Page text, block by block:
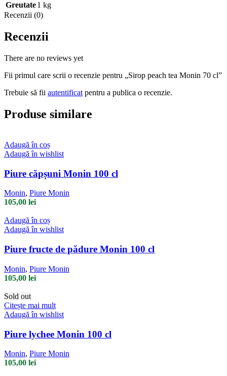
Greutate1 kg
Recenzii (0)
Recenzii
There are no reviews yet
Fii primul care scrii o recenzie pentru „Sirop peach tea Monin 70 cl”
Trebuie să fii autentificat pentru a publica o recenzie.
Produse similare
Adaugă în coș
Adaugă în wishlist
Piure căpșuni Monin 100 cl
Monin, Piure Monin
105,00 lei
Adaugă în coș
Adaugă în wishlist
Piure fructe de pădure Monin 100 cl
Monin, Piure Monin
105,00 lei
Sold out
Citește mai mult
Adaugă în wishlist
Piure lychee Monin 100 cl
Monin, Piure Monin
105,00 lei